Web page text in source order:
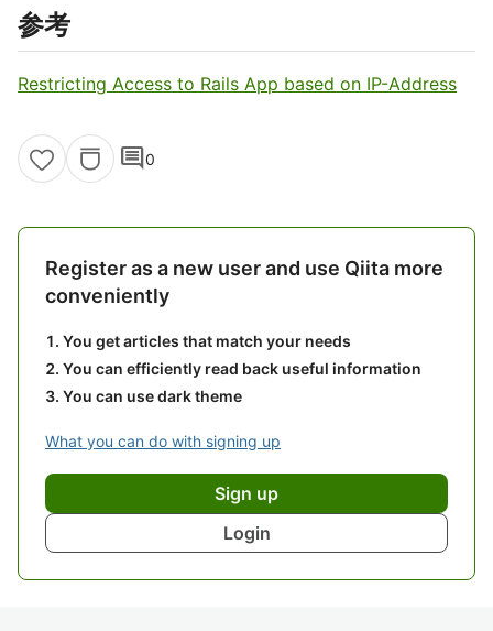
参考
Restricting Access to Rails App based on IP-Address
comment0
Register as a new user and use Qiita more
conveniently
You get articles that match your needs
You can efficiently read back useful information
You can use dark theme
What you can do with signing up
Sign up
Login